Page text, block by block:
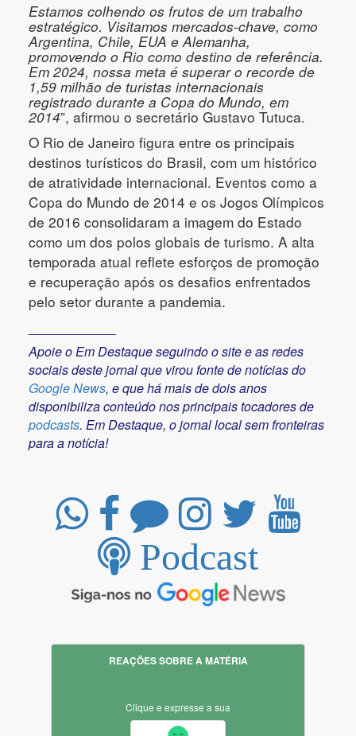
Estamos colhendo os frutos de um trabalho
estratégico. Visitamos mercados-chave, como
Argentina, Chile, EUA e Alemanha,
promovendo o Rio como destino de referência.
Em 2024, nossa meta é superar o recorde de
1,59 milhão de turistas internacionais
registrado durante a Copa do Mundo, em
2014”, afirmou o secretário Gustavo Tutuca.
O Rio de Janeiro figura entre os principais
destinos turísticos do Brasil, com um histórico
de atratividade internacional. Eventos como a
Copa do Mundo de 2014 e os Jogos Olímpicos
de 2016 consolidaram a imagem do Estado
como um dos polos globais de turismo. A alta
temporada atual reflete esforços de promoção
e recuperação após os desafios enfrentados
pelo setor durante a pandemia.
Apoie o Em Destaque seguindo o site e as redes
sociais deste jornal que virou fonte de notícias do
Google News, e que há mais de dois anos
disponibiliza conteúdo nos principais tocadores de
podcasts. Em Destaque, o jornal local sem fronteiras
para a notícia!
Podcast
REAÇÕES SOBRE A MATÉRIA
Clique e expresse a sua